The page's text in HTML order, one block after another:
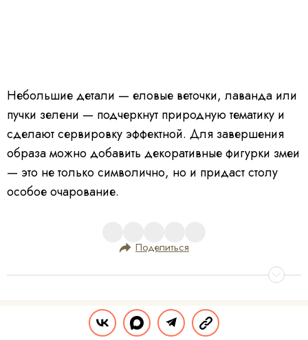
Небольшие детали — еловые веточки, лаванда или
пучки зелени — подчеркнут природную тематику и
сделают сервировку эффектной. Для завершения
образа можно добавить декоративные фигурки змеи
— это не только символично, но и придаст столу
особое очарование.
Поделиться